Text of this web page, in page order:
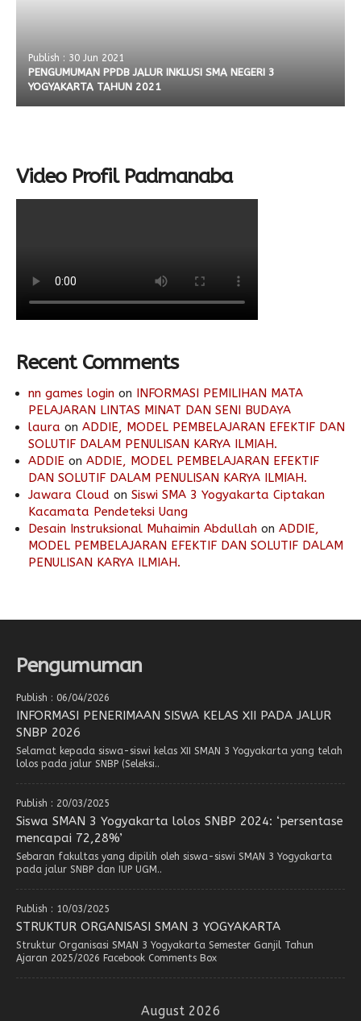
Publish : 30 Jun 2021
PENGUMUMAN PPDB JALUR INKLUSI SMA NEGERI 3
YOGYAKARTA TAHUN 2021
Video Profil Padmanaba
Recent Comments
nn games login on INFORMASI PEMILIHAN MATA
PELAJARAN LINTAS MINAT DAN SENI BUDAYA
laura on ADDIE, MODEL PEMBELAJARAN EFEKTIF DAN
SOLUTIF DALAM PENULISAN KARYA ILMIAH.
ADDIE on ADDIE, MODEL PEMBELAJARAN EFEKTIF
DAN SOLUTIF DALAM PENULISAN KARYA ILMIAH.
Jawara Cloud on Siswi SMA 3 Yogyakarta Ciptakan
Kacamata Pendeteksi Uang
Desain Instruksional Muhaimin Abdullah on ADDIE,
MODEL PEMBELAJARAN EFEKTIF DAN SOLUTIF DALAM
PENULISAN KARYA ILMIAH.
Pengumuman
Publish : 06/04/2026
INFORMASI PENERIMAAN SISWA KELAS XII PADA JALUR
SNBP 2026
Selamat kepada siswa-siswi kelas XII SMAN 3 Yogyakarta yang telah
lolos pada jalur SNBP (Seleksi..
Publish : 20/03/2025
Siswa SMAN 3 Yogyakarta lolos SNBP 2024: ‘persentase
mencapai 72,28%’
Sebaran fakultas yang dipilih oleh siswa-siswi SMAN 3 Yogyakarta
pada jalur SNBP dan IUP UGM..
Publish : 10/03/2025
STRUKTUR ORGANISASI SMAN 3 YOGYAKARTA
Struktur Organisasi SMAN 3 Yogyakarta Semester Ganjil Tahun
Ajaran 2025/2026 Facebook Comments Box
August 2026